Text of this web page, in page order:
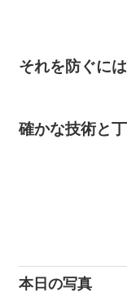
それを防ぐには
確かな技術と
本日の写真